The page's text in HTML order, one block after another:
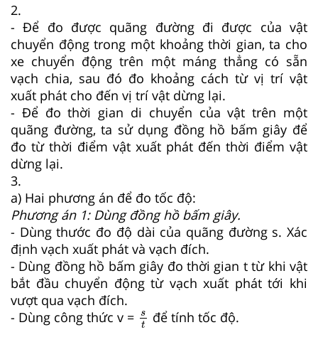
2.
- Để đo được quãng đường đi được của vật
chuyển động trong một khoảng thời gian, ta cho
xe chuyển động trên một máng thẳng có sẵn
vạch chia, sau đó đo khoảng cách từ vị trí vật
xuất phát cho đến vị trí vật dừng lại.
- Để đo thời gian di chuyển của vật trên một
quãng đường, ta sử dụng đồng hồ bấm giây để
đo từ thời điểm vật xuất phát đến thời điểm vật
dừng lại.
3.
a) Hai phương án để đo tốc độ:
Phương án 1: Dùng đồng hồ bấm giây.
- Dùng thước đo độ dài của quãng đường s. Xác
định vạch xuất phát và vạch đích.
- Dùng đồng hồ bấm giây đo thời gian t từ khi vật
bắt đầu chuyển động từ vạch xuất phát tới khi
vượt qua vạch đích.
- Dùng công thức v =
s
t
s để tính tốc độ.